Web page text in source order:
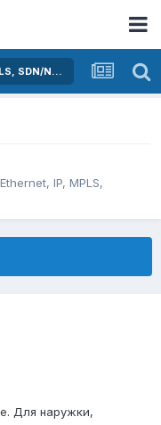
Активное оборудование Ethernet, IP, MPLS, SDN/NFV...
IP, MPLS,
Для наружки,